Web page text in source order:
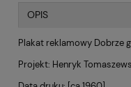
OPIS
Plakat reklamowy Dobrze
Projekt: Henryk